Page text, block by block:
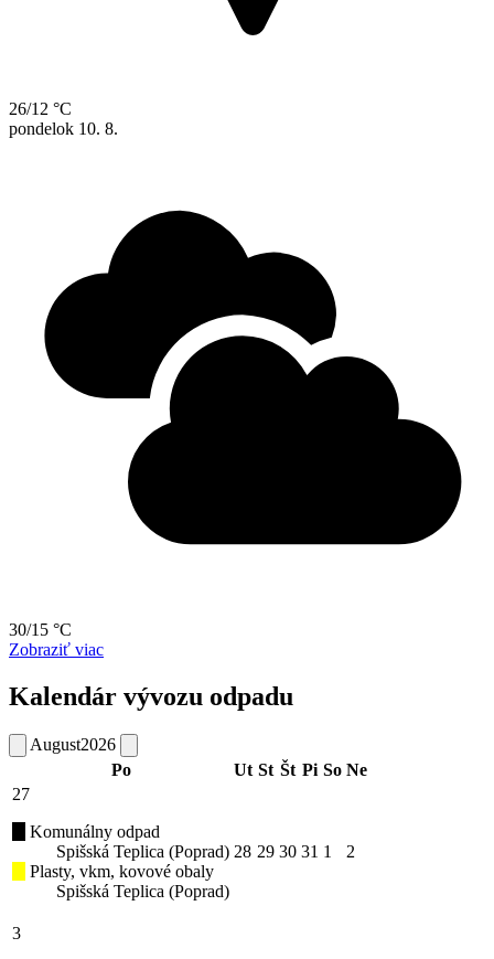
26/12 °C
pondelok 10. 8.
30/15 °C
Zobraziť viac
Kalendár vývozu odpadu
August2026
Po
Ut St Št Pi So Ne
27
Komunálny odpad
Spišská Teplica (Poprad)
Plasty, vkm, kovové obaly
Spišská Teplica (Poprad)
28 29 30 31 1 2
3